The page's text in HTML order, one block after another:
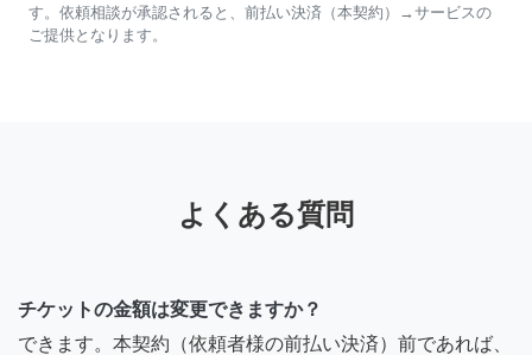
す。依頼相談が承認されると、前払い決済（本契約）→サービスの
ご提供となります。
よくある質問
チケットの金額は変更できますか？
できます。本契約（依頼者様の前払い決済）前であれば、